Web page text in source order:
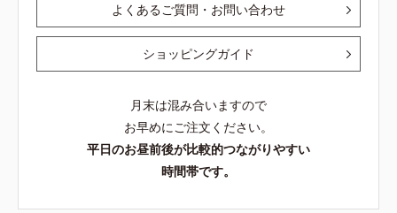
よくあるご質問・お問い合わせ
ショッピングガイド
月末は混み合いますので
お早めにご注文ください。
平日のお昼前後が比較的つながりやすい
時間帯です。